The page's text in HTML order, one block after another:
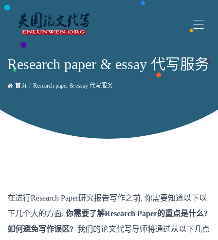
Research paper & essay 代写服务
首页 Research paper & essay 代写服务
在进行Research Paper研究报告写作之前, 你需要知道以下以
下几个大的方面, 你需要了解Research Paper的重点是什么?
如何避免写作误区? 我们的论文代写导师将通过从以下几点